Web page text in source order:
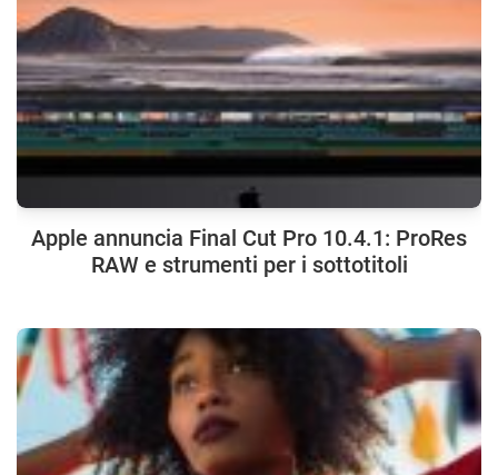
Apple annuncia Final Cut Pro 10.4.1: ProRes
RAW e strumenti per i sottotitoli